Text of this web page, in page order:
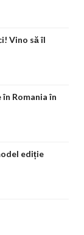
Vino să îl
Romania în
ediție